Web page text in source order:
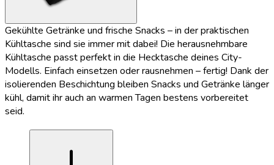
Gekühlte Getränke und frische Snacks – in der praktischen
Kühltasche sind sie immer mit dabei! Die herausnehmbare
Kühltasche passt perfekt in die Hecktasche deines City-
Modells. Einfach einsetzen oder rausnehmen – fertig! Dank der
isolierenden Beschichtung bleiben Snacks und Getränke länger
kühl, damit ihr auch an warmen Tagen bestens vorbereitet
seid.